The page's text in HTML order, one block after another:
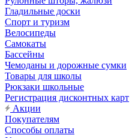
Гладильные доски
Спорт и туризм
Велосипеды
Самокаты
Бассейны
Чемоданы и дорожные сумки
Товары для школы
Рюкзаки школьные
Регистрация дисконтных карт
Акции
Покупателям
Способы оплаты